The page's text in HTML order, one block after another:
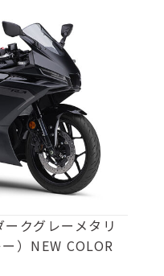
クグレーメタリ
）NEW COLOR